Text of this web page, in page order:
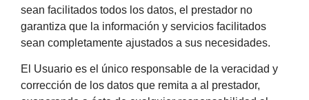
sean facilitados todos los datos, el prestador no
garantiza que la información y servicios facilitados
sean completamente ajustados a sus necesidades.
El Usuario es el único responsable de la veracidad y
corrección de los datos que remita a al prestador,